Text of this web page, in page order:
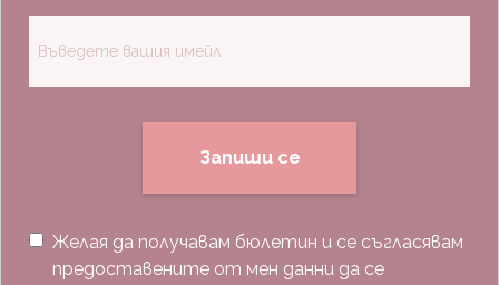
Запиши се
Желая да получавам бюлетин и се съгласявам
предоставените от мен данни да се